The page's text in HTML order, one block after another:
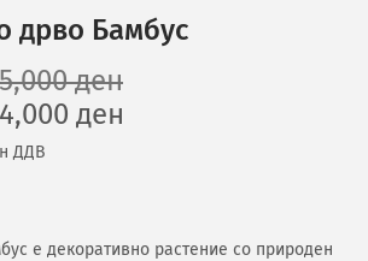
дрво Бамбус
5,000ден
4,000 ден
ДДВ
е декоративно растение со природен